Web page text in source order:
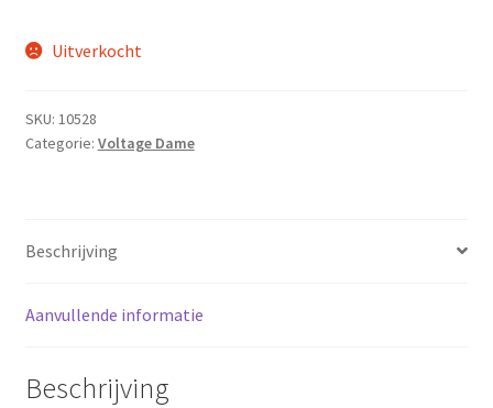
Openingsuren
Over ons
Winkel
was:
099,00.
Uitverkocht
SKU: 10528
Categorie: Voltage Dame
Beschrijving
Aanvullende informatie
Beschrijving